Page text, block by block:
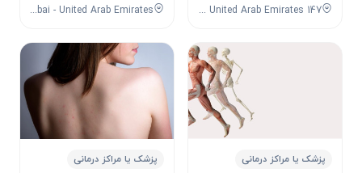
147 Al Thanya St - Al Manara - Dubai - United Arab Emirates
Umm Suqeim 2 - Dubai - United Arab Emirates
پزشک یا مراکز درمانی پزشک یا مراکز درمانی